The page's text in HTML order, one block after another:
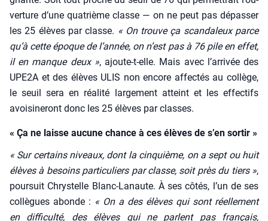
ver­ture d’une qua­trième classe — on ne peut pas dépas­ser
les 25 élèves par classe. « On trouve ça scan­da­leux parce
qu’à cette époque de l’an­née, on n’est pas à 76 pile en effet,
il en manque deux », ajoute-t-elle. Mais avec l’arrivée des
UPE2A et des élèves ULIS non encore affec­tés au col­lège,
le seuil sera en réa­li­té lar­ge­ment atteint et les effec­tifs
avoi­si­ne­ront donc les 25 élèves par classes.
« Ça ne laisse aucune chance à ces élèves de s’en sortir »
« Sur cer­tains niveaux, dont la cin­quième, on a sept ou huit
élèves à besoins par­ti­cu­liers par classe, soit près du tiers »,
pour­suit Chrys­telle Blanc-Lanaute. À ses côtés, l’un de ses
col­lègues abonde : « On a des élèves qui sont réel­le­ment
en dif­fi­cul­té, des élèves qui ne parlent pas fran­çais,